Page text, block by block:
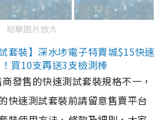
點擊圖片放大
套裝】深水埗電子特賣城$15快速
買10支再送3支檢測棒
發售的快速測試套裝規格不一，
快速測試套裝前請留意售賣平台